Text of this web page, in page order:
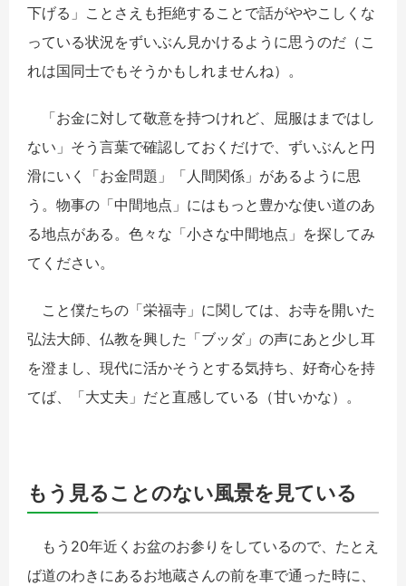
下げる」ことさえも拒絶することで話がややこしくな
っている状況をずいぶん見かけるように思うのだ（こ
れは国同士でもそうかもしれませんね）。
「お金に対して敬意を持つけれど、屈服はまではし
ない」そう言葉で確認しておくだけで、ずいぶんと円
滑にいく「お金問題」「人間関係」があるように思
う。物事の「中間地点」にはもっと豊かな使い道のあ
る地点がある。色々な「小さな中間地点」を探してみ
てください。
こと僕たちの「栄福寺」に関しては、お寺を開いた
弘法大師、仏教を興した「ブッダ」の声にあと少し耳
を澄まし、現代に活かそうとする気持ち、好奇心を持
てば、「大丈夫」だと直感している（甘いかな）。
もう見ることのない風景を見ている
もう20年近くお盆のお参りをしているので、たとえ
ば道のわきにあるお地蔵さんの前を車で通った時に、